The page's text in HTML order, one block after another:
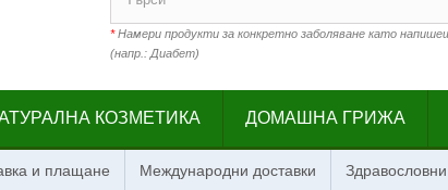
*Намери продукти за конкретно заболяване като
(напр.: Диабет)
КОЗМЕТИКА ДОМАШНА ГРИЖА
и плащане Международни доставки